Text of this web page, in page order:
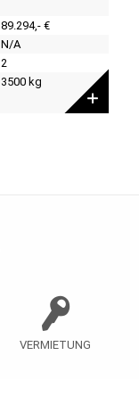
89.294,- €
N/A
2
3500 kg
VERMIETUNG